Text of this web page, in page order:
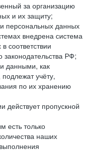
за организацию
и их защиту;
персональных данных
внедрена система
соответствии
РФ;
данными, как
учёту,
по их хранению
действует пропускной
есть только
наших